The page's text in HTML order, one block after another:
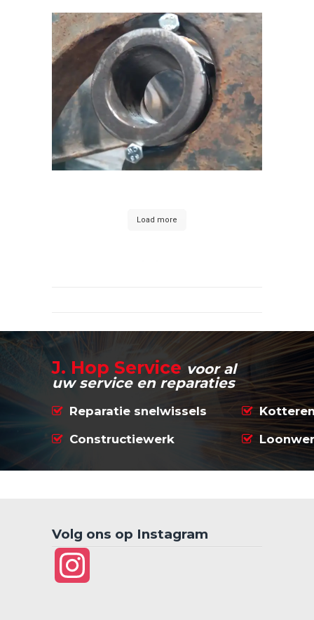
Load more
J. Hop Service voor al
uw service en reparaties
Reparatie snelwissels
Constructiewerk
Volg ons op Instagram